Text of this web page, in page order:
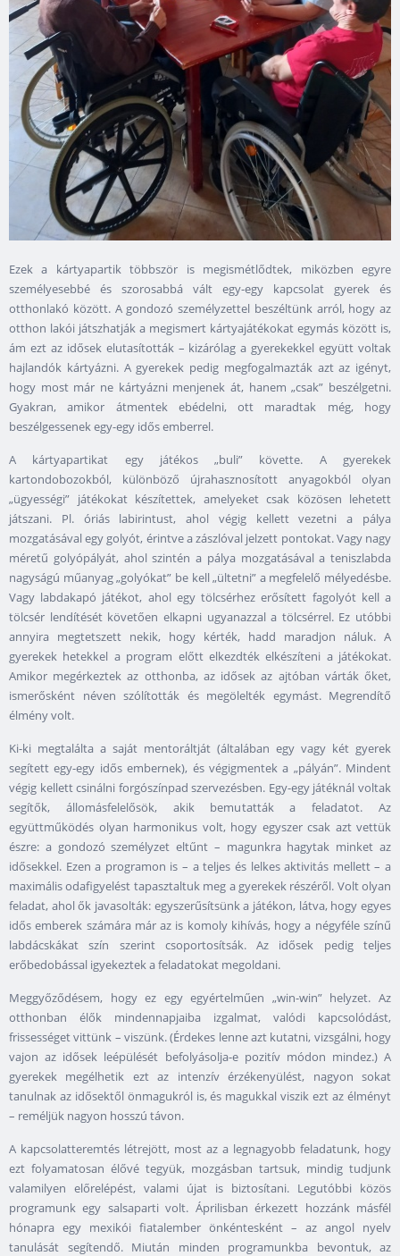
Ezek a kártyapartik többször is megismétlődtek, miközben egyre
személyesebbé és szorosabbá vált egy-egy kapcsolat gyerek és
otthonlakó között. A gondozó személyzettel beszéltünk arról, hogy az
otthon lakói játszhatják a megismert kártyajátékokat egymás között is,
ám ezt az idősek elutasították – kizárólag a gyerekekkel együtt voltak
hajlandók kártyázni. A gyerekek pedig megfogalmazták azt az igényt,
hogy most már ne kártyázni menjenek át, hanem „csak” beszélgetni.
Gyakran, amikor átmentek ebédelni, ott maradtak még, hogy
beszélgessenek egy-egy idős emberrel.
A kártyapartikat egy játékos „buli” követte. A gyerekek
kartondobozokból, különböző újrahasznosított anyagokból olyan
„ügyességi” játékokat készítettek, amelyeket csak közösen lehetett
játszani. Pl. óriás labirintust, ahol végig kellett vezetni a pálya
mozgatásával egy golyót, érintve a zászlóval jelzett pontokat. Vagy nagy
méretű golyópályát, ahol szintén a pálya mozgatásával a teniszlabda
nagyságú műanyag „golyókat” be kell „ültetni” a megfelelő mélyedésbe.
Vagy labdakapó játékot, ahol egy tölcsérhez erősített fagolyót kell a
tölcsér lendítését követően elkapni ugyanazzal a tölcsérrel. Ez utóbbi
annyira megtetszett nekik, hogy kérték, hadd maradjon náluk. A
gyerekek hetekkel a program előtt elkezdték elkészíteni a játékokat.
Amikor megérkeztek az otthonba, az idősek az ajtóban várták őket,
ismerősként néven szólították és megölelték egymást. Megrendítő
élmény volt.
Ki-ki megtalálta a saját mentoráltját (általában egy vagy két gyerek
segített egy-egy idős embernek), és végigmentek a „pályán”. Mindent
végig kellett csinálni forgószínpad szervezésben. Egy-egy játéknál voltak
segítők, állomásfelelősök, akik bemutatták a feladatot. Az
együttműködés olyan harmonikus volt, hogy egyszer csak azt vettük
észre: a gondozó személyzet eltűnt – magunkra hagytak minket az
idősekkel. Ezen a programon is – a teljes és lelkes aktivitás mellett – a
maximális odafigyelést tapasztaltuk meg a gyerekek részéről. Volt olyan
feladat, ahol ők javasolták: egyszerűsítsünk a játékon, látva, hogy egyes
idős emberek számára már az is komoly kihívás, hogy a négyféle színű
labdácskákat szín szerint csoportosítsák. Az idősek pedig teljes
erőbedobással igyekeztek a feladatokat megoldani.
Meggyőződésem, hogy ez egy egyértelműen „win-win” helyzet. Az
otthonban élők mindennapjaiba izgalmat, valódi kapcsolódást,
frissességet vittünk – viszünk. (Érdekes lenne azt kutatni, vizsgálni, hogy
vajon az idősek leépülését befolyásolja-e pozitív módon mindez.) A
gyerekek megélhetik ezt az intenzív érzékenyülést, nagyon sokat
tanulnak az idősektől önmagukról is, és magukkal viszik ezt az élményt
– reméljük nagyon hosszú távon.
A kapcsolatteremtés létrejött, most az a legnagyobb feladatunk, hogy
ezt folyamatosan élővé tegyük, mozgásban tartsuk, mindig tudjunk
valamilyen előrelépést, valami újat is biztosítani. Legutóbbi közös
programunk egy salsaparti volt. Áprilisban érkezett hozzánk másfél
hónapra egy mexikói fiatalember önkéntesként – az angol nyelv
tanulását segítendő. Miután minden programunkba bevontuk, az